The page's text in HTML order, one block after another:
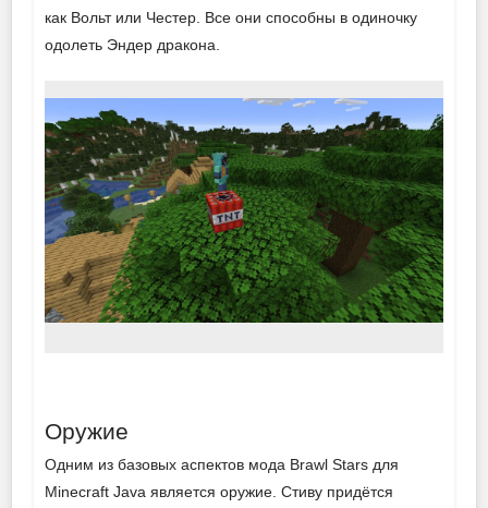
как Вольт или Честер. Все они способны в одиночку
одолеть Эндер дракона.
Оружие
Одним из базовых аспектов мода Brawl Stars для
Minecraft Java является оружие. Стиву придётся